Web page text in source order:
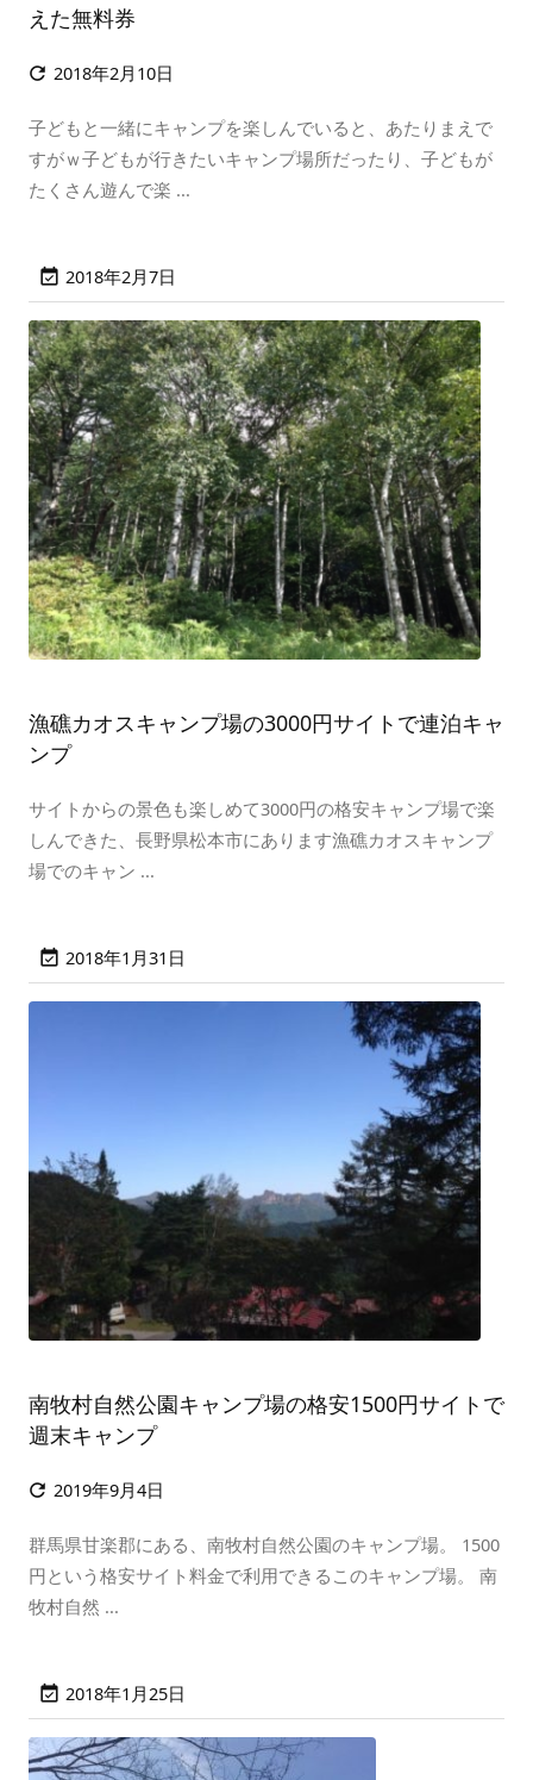
えた無料券
 2018年2月10日
子どもと一緒にキャンプを楽しんでいると、あたりまえで
すがｗ子どもが行きたいキャンプ場所だったり、子どもが
たくさん遊んで楽 ...
 2018年2月7日
漁礁カオスキャンプ場の3000円サイトで連泊キャ
ンプ
サイトからの景色も楽しめて3000円の格安キャンプ場で楽
しんできた、長野県松本市にあります漁礁カオスキャンプ
場でのキャン ...
 2018年1月31日
南牧村自然公園キャンプ場の格安1500円サイトで
週末キャンプ
 2019年9月4日
群馬県甘楽郡にある、南牧村自然公園のキャンプ場。 1500
円という格安サイト料金で利用できるこのキャンプ場。 南
牧村自然 ...
 2018年1月25日